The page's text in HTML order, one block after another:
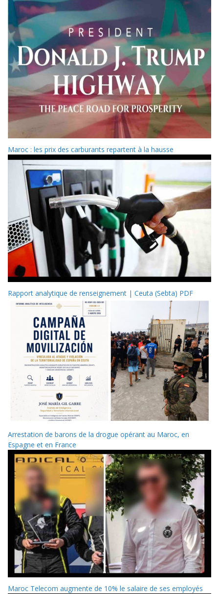
Maroc : les prix des carburants repartent à la hausse
Rapport analytique de renseignement | Ceuta (Sebta) PDF
Arrestation de barons de la drogue opérant au Maroc, en
Espagne et en France
Maroc Telecom augmente de 10% le salaire de ses employés